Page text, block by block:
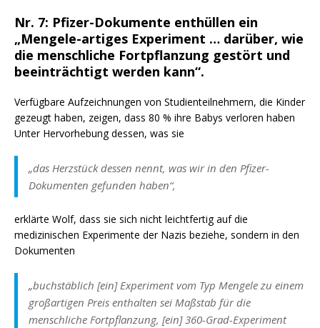
Nr. 7: Pfizer-Dokumente enthüllen ein
„Mengele-artiges Experiment … darüber, wie
die menschliche Fortpflanzung gestört und
beeinträchtigt werden kann“.
Verfügbare Aufzeichnungen von Studienteilnehmern, die Kinder
gezeugt haben, zeigen, dass 80 % ihre Babys verloren haben
Unter Hervorhebung dessen, was sie
„das Herzstück dessen nennt, was wir in den Pfizer-
Dokumenten gefunden haben“,
erklärte Wolf, dass sie sich nicht leichtfertig auf die
medizinischen Experimente der Nazis beziehe, sondern in den
Dokumenten
„buchstäblich [ein] Experiment vom Typ Mengele zu einem
großartigen Preis enthalten sei Maßstab für die
menschliche Fortpflanzung, [ein] 360-Grad-Experiment